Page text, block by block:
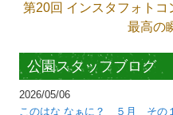
第20回 インスタフォトコ
最高の
公園スタッフブログ
2026/05/06
このはな なぁに？ ５月 その